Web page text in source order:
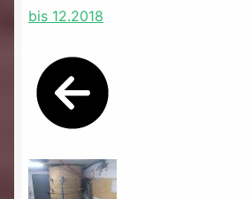
bis 12.2018